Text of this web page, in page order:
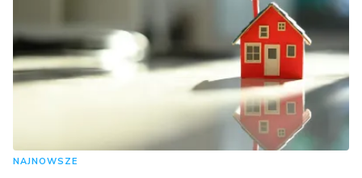
NAJNOWSZE